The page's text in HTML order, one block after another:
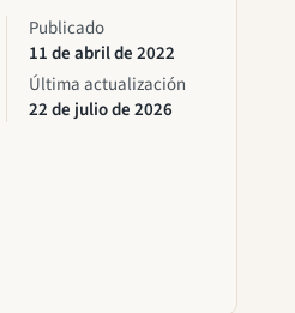
Publicado
11 de abril de 2022
Última actualización
22 de julio de 2026